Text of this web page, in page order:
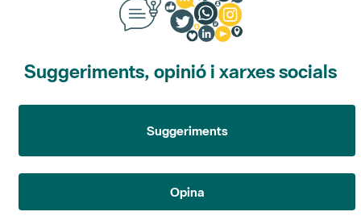
Suggeriments, opinió i xarxes socials
Suggeriments
Opina